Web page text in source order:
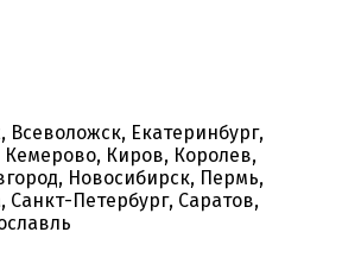
Екатеринбург,
Киров, Королев,
Новосибирск, Пермь,
Санкт-Петербург, Саратов,